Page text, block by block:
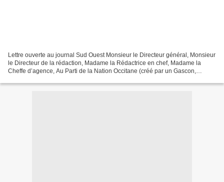
Lettre ouverte au journal Sud Ouest Monsieur le Directeur général, Monsieur
le Directeur de la rédaction, Madame la Rédactrice en chef, Madame la
Cheffe d’agence, Au Parti de la Nation Occitane (créé par un Gascon,